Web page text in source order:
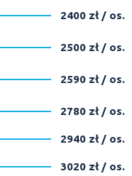
2400 zł / os.
2500 zł / os.
2590 zł / os.
2780 zł / os.
2940 zł / os.
3020 zł / os.